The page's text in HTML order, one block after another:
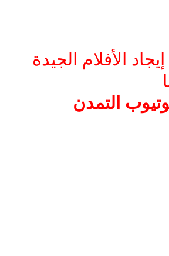
الأفلام الجيدة
التمدن